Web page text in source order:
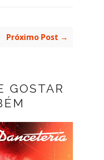
Próximo Post →
GOSTAR